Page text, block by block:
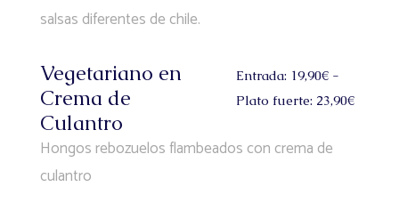
salsas diferentes de chile.
Vegetariano en
Crema de
Culantro
Entrada: 19,90€ -
Plato fuerte: 23,90€
Hongos rebozuelos flambeados con crema de
culantro